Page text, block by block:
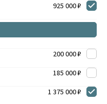
925 000 ₽
200 000 ₽
185 000 ₽
1 375 000 ₽